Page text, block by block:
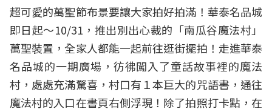
超可愛的萬聖節布景要讓大家拍好拍滿！華泰名品城
即日起～10/31，推出別出心裁的「南瓜谷魔法村」
萬聖裝置，全家人都能一起前往逛街擺拍！走進華泰
名品城的一期廣場，彷彿闖入了童話故事裡的魔法
村，處處充滿驚喜，村口有１本巨大的咒語書，通往
魔法村的入口在書頁右側浮現！除了拍照打卡點，在